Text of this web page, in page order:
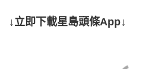
↓立即下載星島頭條App↓